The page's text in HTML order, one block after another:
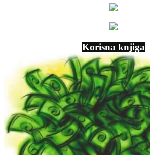
Korisna knjiga